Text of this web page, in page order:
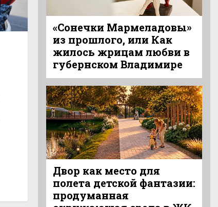
«Сонечки Мармеладовы»
из прошлого, или Как
жилось жрицам любви в
губернском Владимире
Двор как место для
полета детской фантазии:
продуманная